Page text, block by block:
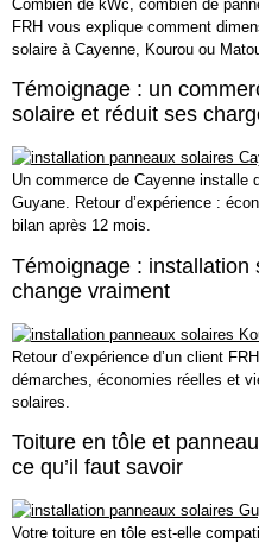
Combien de kWc, combien de
FRH vous explique comment
solaire à Cayenne, Kourou ou
Témoignage : un
solaire et réduit ses
Un commerce de Cayenne installe
Guyane. Retour d’expérience :
bilan après 12 mois.
Témoignage : installation
change vraiment
Retour d’expérience d’un client
démarches, économies réelles et
solaires.
Toiture en tôle et
ce qu’il faut savoir
Votre toiture en tôle est-elle